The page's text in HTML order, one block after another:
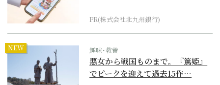
PR(株式会社北九州銀行)
NEW 趣味･教養
悪女から戦国ものまで。『篤姫』
でピークを迎えて過去15作…